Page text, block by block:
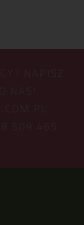
NAPISZ
NAS!
509 465